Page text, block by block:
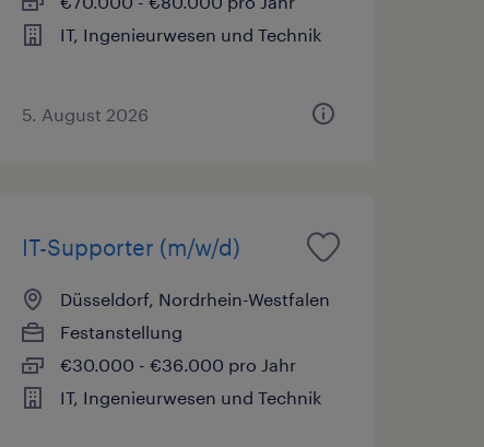
IT, Ingenieurwesen und Technik
5. August 2026
IT-Supporter (m/w/d)
Düsseldorf, Nordrhein-Westfalen
Festanstellung
€30.000 - €36.000 pro Jahr
IT, Ingenieurwesen und Technik